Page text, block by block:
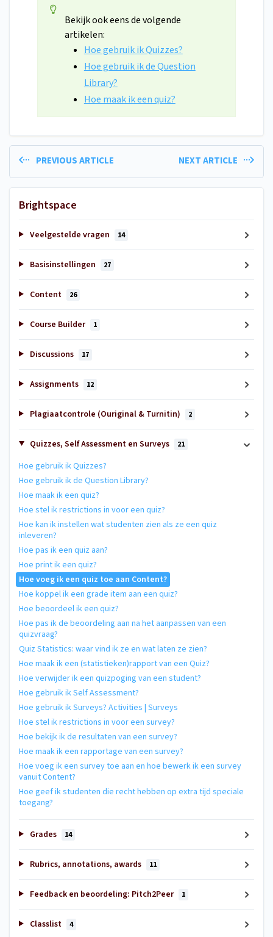
Bekijk ook eens de volgende
artikelen:
Hoe gebruik ik Quizzes?
Hoe gebruik ik de Question
Library?
Hoe maak ik een quiz?
PREVIOUS ARTICLE NEXT ARTICLE
Brightspace
Veelgestelde vragen 14
Basisinstellingen 27
Content 26
Course Builder 1
Discussions 17
Assignments 12
Plagiaatcontrole (Ouriginal & Turnitin) 2
Quizzes, Self Assessment en Surveys 21
Hoe gebruik ik Quizzes?
Hoe gebruik ik de Question Library?
Hoe maak ik een quiz?
Hoe stel ik restrictions in voor een quiz?
Hoe kan ik instellen wat studenten zien als ze een quiz
inleveren?
Hoe pas ik een quiz aan?
Hoe print ik een quiz?
Hoe voeg ik een quiz toe aan Content?
Hoe koppel ik een grade item aan een quiz?
Hoe beoordeel ik een quiz?
Hoe pas ik de beoordeling aan na het aanpassen van een
quizvraag?
Quiz Statistics: waar vind ik ze en wat laten ze zien?
Hoe maak ik een (statistieken)rapport van een Quiz?
Hoe verwijder ik een quizpoging van een student?
Hoe gebruik ik Self Assessment?
Hoe gebruik ik Surveys? Activities | Surveys
Hoe stel ik restrictions in voor een survey?
Hoe bekijk ik de resultaten van een survey?
Hoe maak ik een rapportage van een survey?
Hoe voeg ik een survey toe aan en hoe bewerk ik een survey
vanuit Content?
Hoe geef ik studenten die recht hebben op extra tijd speciale
toegang?
Grades 14
Rubrics, annotations, awards 11
Feedback en beoordeling: Pitch2Peer 1
Classlist 4